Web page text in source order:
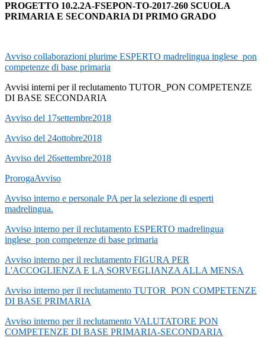
PROGETTO 10.2.2A-FSEPON-TO-2017-260 SCUOLA
PRIMARIA E SECONDARIA DI PRIMO GRADO
Avviso collaborazioni plurime ESPERTO madrelingua inglese_pon
competenze di base primaria
Avvisi interni per il reclutamento TUTOR_PON COMPETENZE
DI BASE SECONDARIA
Avviso del 17settembre2018
Avviso del 24ottobre2018
Avviso del 26settembre2018
ProrogaAvviso
Avviso interno e personale PA per la selezione di esperti
madrelingua.
Avviso interno per il reclutamento ESPERTO madrelingua
inglese_pon competenze di base primaria
Avviso interno per il reclutamento FIGURA PER
L'ACCOGLIENZA E LA SORVEGLIANZA ALLA MENSA
Avviso interno per il reclutamento TUTOR_PON COMPETENZE
DI BASE PRIMARIA
Avviso interno per il reclutamento VALUTATORE PON
COMPETENZE DI BASE PRIMARIA-SECONDARIA